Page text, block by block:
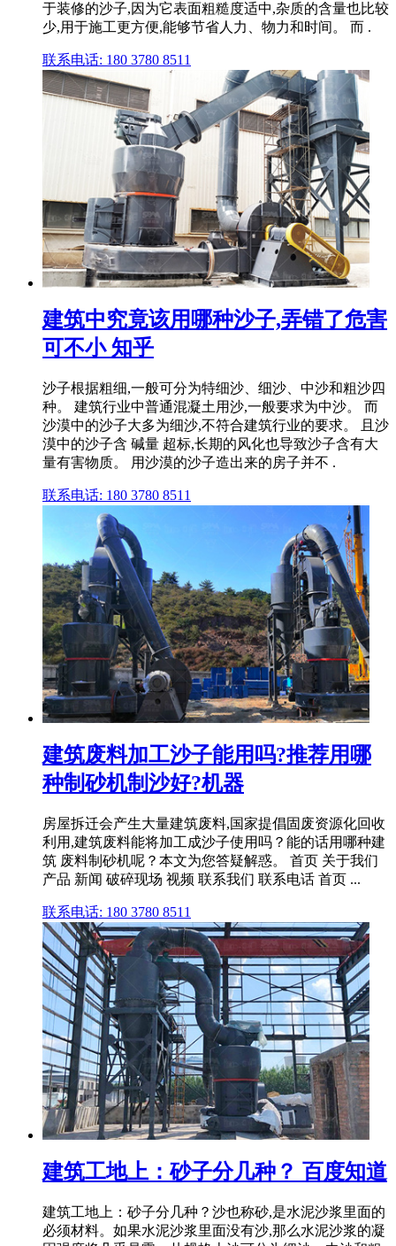
于装修的沙子,因为它表面粗糙度适中,杂质的含量也比较
少,用于施工更方便,能够节省人力、物力和时间。 而 .
联系电话: 180 3780 8511
建筑中究竟该用哪种沙子,弄错了危害
可不小 知乎
沙子根据粗细,一般可分为特细沙、细沙、中沙和粗沙四
种。 建筑行业中普通混凝土用沙,一般要求为中沙。 而
沙漠中的沙子大多为细沙,不符合建筑行业的要求。 且沙
漠中的沙子含 碱量 超标,长期的风化也导致沙子含有大
量有害物质。 用沙漠的沙子造出来的房子并不 .
联系电话: 180 3780 8511
建筑废料加工沙子能用吗?推荐用哪
种制砂机制沙好?机器
房屋拆迁会产生大量建筑废料,国家提倡固废资源化回收
利用,建筑废料能将加工成沙子使用吗？能的话用哪种建
筑 废料制砂机呢？本文为您答疑解惑。 首页 关于我们
产品 新闻 破碎现场 视频 联系我们 联系电话 首页 ...
联系电话: 180 3780 8511
建筑工地上：砂子分几种？ 百度知道
建筑工地上：砂子分几种？沙也称砂,是水泥沙浆里面的
必须材料。如果水泥沙浆里面没有沙,那么水泥沙浆的凝